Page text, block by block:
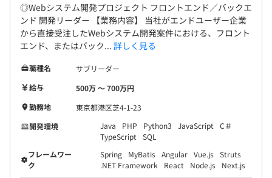
◎Webシステム開発プロジェクト フロントエンド／バックエ
ンド 開発リーダー 【業務内容】 当社がエンドユーザー企業
から直接受注したWebシステム開発案件における、フロント
エンド、またはバック... 詳しく見る
職種名
サブリーダー
給与
500万 〜 700万円
勤務地
東京都港区芝4-1-23
開発環境
Java PHP Python3 JavaScript
C＃
TypeScript
SQL
フレームワー
ク
Spring MyBatis Angular Vue.js Struts
.NET Framework
React Node.js Next.js